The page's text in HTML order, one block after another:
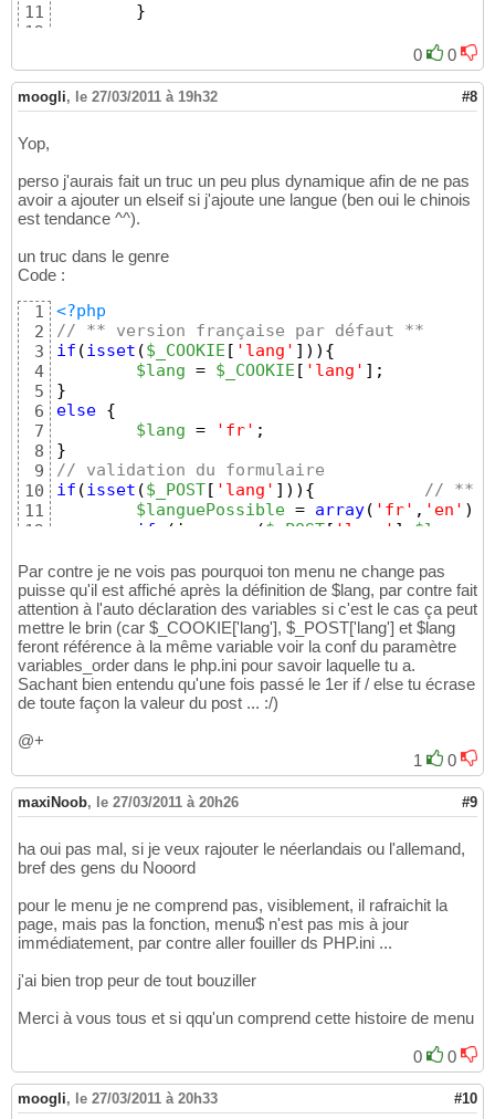
11
12
14
15
16
18
20
21
23
24
26
27
28
29
30
31
32
33
34
35
36
37
39
40
41
42
43
44
45
46
48
50
51
53
54
56
57
58
60
61
62
64
65
66
}
$menu = affiche_menu();
?>
<!DOCTYPE html PUBLIC "-//W3C//DTD
<html xmlns="http://www.w3.org/1999/xhtml"
<head>
   <title>Camargue & Costières</title>
<meta http-equiv="Content-language"
<meta name="robots" content="follow,
<meta name="description" content="villa
<meta name="keywords" content="villa,
<link rel="stylesheet" media="screen"
</head>
<body>
include
"banniere.php");
if ( $lang != "en" )
// par
{
?>
  <div class="page">
  <form method="post" action="index.php"  >
<input type="submit" name ="lang"
  </form>
   <h1>Bienvenue à Saint-Gilles du gard</h1>
<a href="Costieres/pool3.jpg"
<p><img src="Costieres/pool2.jpg"
<h3> Villa confortable 150 m2 - 5
<h3> Exterieur de 2200 m2 avec Parc &
   <h3> 3 WC - 2 salles d'eau</h3>
}
else
//   ***** version anglaise  *****
{
   <div class="page">
<input type="submit" name="lang" value
   <h1>Welcome in Saint-Gilles of Gard</h1>
<h3> Quiet, Sun, Culture, Spirituality,
<a href="Costieres/pool3.jpg"
0 0
moogli, le 27/03/2011 à 19h32 #8
Yop,
perso j'aurais fait un truc un peu plus dynamique afin de ne pas
avoir a ajouter un elseif si j'ajoute une langue (ben oui le chinois
est tendance ^^).
un truc dans le genre
Code :
1
2
3
4
5
6
7
8
9
10
11
12
14
15
16
17
18
19
20
21
<?php
// ** version française par défaut **
if (isset ($_COOKIE [ 'lang' ] ) ) {
$lang = $_COOKIE [ 'lang' ] ;
}
else {
$lang = 'fr' ;
}
// validation du formulaire
if (isset ($_POST [ 'lang' ] ) ) {
// **
$languePossible = array( 'fr' , 'en' )
if
( in_array ($_POST[ 'lang' ]
$lang = $_POST['lang'];
		setcookie
('lang' , $_POST [
}
}
require_once( "./onglets.php");
$menu = affiche_menu ();
?>
Par contre je ne vois pas pourquoi ton menu ne change pas
puisse qu'il est affiché après la définition de $lang, par contre fait
attention à l'auto déclaration des variables si c'est le cas ça peut
mettre le brin (car $_COOKIE['lang'], $_POST['lang'] et $lang
feront référence à la même variable voir la conf du paramètre
variables_order dans le php.ini pour savoir laquelle tu a.
Sachant bien entendu qu'une fois passé le 1er if / else tu écrase
de toute façon la valeur du post ... :/)
@+
1
0
maxiNoob, le 27/03/2011 à 20h26 #9
ha oui pas mal, si je veux rajouter le néerlandais ou l'allemand,
bref des gens du Nooord
pour le menu je ne comprend pas, visiblement, il rafraichit la
page, mais pas la fonction, menu$ n'est pas mis à jour
immédiatement, par contre aller fouiller ds PHP.ini ...
j'ai bien trop peur de tout bouziller
Merci à vous tous et si qqu'un comprend cette histoire de menu
0 0
moogli, le 27/03/2011 à 20h33 #10